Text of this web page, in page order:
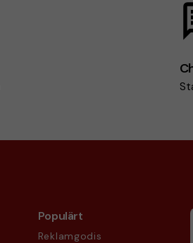
Populärt
Reklamgodis